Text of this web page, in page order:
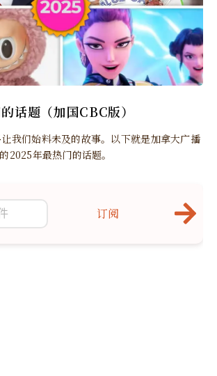
话题（加国CBC版）
我们始料未及的故事。以下就是加拿大广播
2025年最热门的话题。
订阅